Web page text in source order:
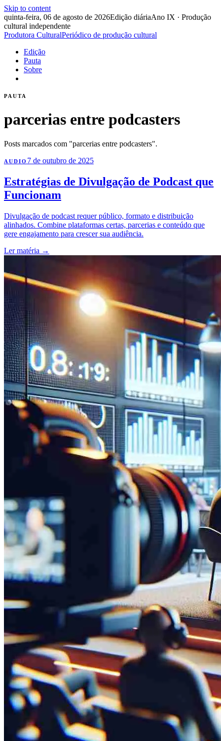
Skip to content
quinta-feira, 06 de agosto de 2026Edição diáriaAno IX · Produção
cultural independente
Produtora CulturalPeriódico de produção cultural
Edição
Pauta
Sobre
PAUTA
parcerias entre podcasters
Posts marcados com "parcerias entre podcasters".
AUDIO 7 de outubro de 2025
Estratégias de Divulgação de Podcast que
Funcionam
Divulgação de podcast requer público, formato e distribuição
alinhados. Combine plataformas certas, parcerias e conteúdo que
gere engajamento para crescer sua audiência.
Ler matéria →